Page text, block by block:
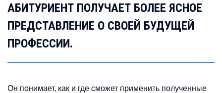
АБИТУРИЕНТ ПОЛУЧАЕТ БОЛЕЕ ЯСНОЕ
ПРЕДСТАВЛЕНИЕ О СВОЕЙ БУДУЩЕЙ
ПРОФЕССИИ.
Он понимает, как и где сможет применить полученные